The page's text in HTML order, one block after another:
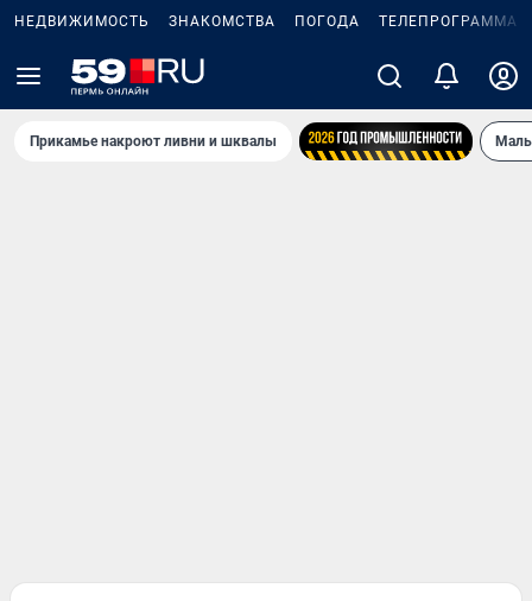
НЕДВИЖИМОСТЬ ЗНАКОМСТВА ПОГОДА ТЕЛЕПРОГРАММА
Прикамье накроют ливни и шквалы